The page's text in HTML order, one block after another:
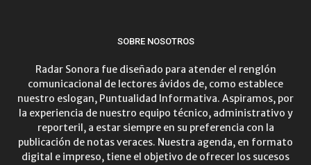
SOBRE NOSOTROS
Radar Sonora fue diseñado para atender el renglón
comunicacional de lectores ávidos de, como establece
nuestro eslogan, Puntualidad Informativa. Aspiramos, por
la experiencia de nuestro equipo técnico, administrativo y
reporteril, a estar siempre en su preferencia con la
publicación de notas veraces. Nuestra agenda, en formato
digital e impreso, tiene el objetivo de ofrecer los sucesos